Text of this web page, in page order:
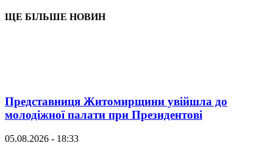
ЩЕ БІЛЬШЕ НОВИН
Представниця Житомирщини увійшла до
молодіжної палати при Президентові
05.08.2026 - 18:33